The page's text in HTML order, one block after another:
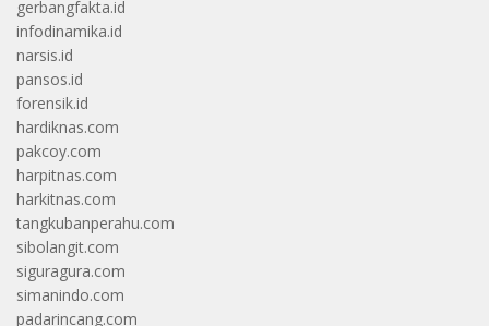
gerbangfakta.id
infodinamika.id
narsis.id
pansos.id
forensik.id
hardiknas.com
pakcoy.com
harpitnas.com
harkitnas.com
tangkubanperahu.com
sibolangit.com
siguragura.com
simanindo.com
padarincang.com